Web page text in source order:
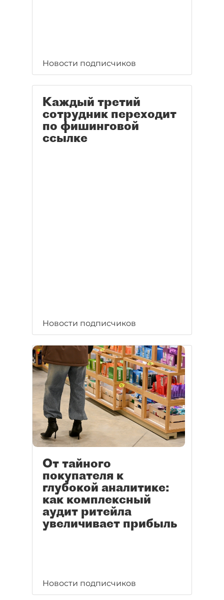
Новости подписчиков
Каждый третий
сотрудник переходит
по фишинговой
ссылке
Новости подписчиков
От тайного
покупателя к
глубокой аналитике:
как комплексный
аудит ритейла
увеличивает прибыль
Новости подписчиков